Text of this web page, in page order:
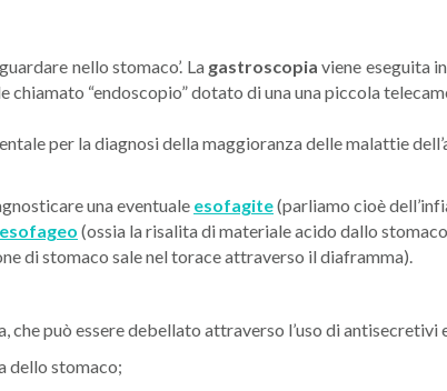
nello stomaco’. La gastroscopiaviene eseguita
“endoscopio” dotato di una una piccola
per la diagnosi della maggioranza delle malattie
una eventuale esofagite(parliamo cioè
(ossia la risalita di materiale acido dallo
di stomaco sale nel torace attraverso il diaframma).
può essere debellato attraverso l’uso di antisecretivi
dello stomaco;